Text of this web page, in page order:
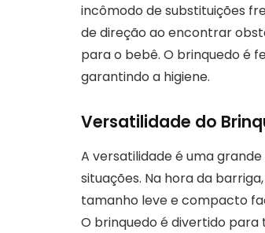
incômodo de substituições
de direção ao encontrar
para o bebê. O brinquedo é
garantindo a higiene.
Versatilidade do
A versatilidade é uma
situações. Na hora da
tamanho leve e compacto
O brinquedo é divertido